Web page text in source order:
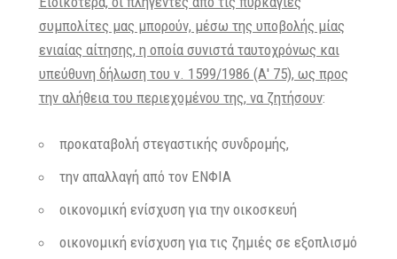
συμπολίτες μας μπορούν, μέσω της υποβολής μίας
ενιαίας αίτησης, η οποία συνιστά ταυτοχρόνως και
υπεύθυνη δήλωση του ν. 1599/1986 (Α' 75), ως προς
την αλήθεια του περιεχομένου της, να ζητήσουν:
προκαταβολή στεγαστικής συνδρομής,
την απαλλαγή από τον ΕΝΦΙΑ
οικονομική ενίσχυση για την οικοσκευή
οικονομική ενίσχυση για τις ζημιές σε εξοπλισμό